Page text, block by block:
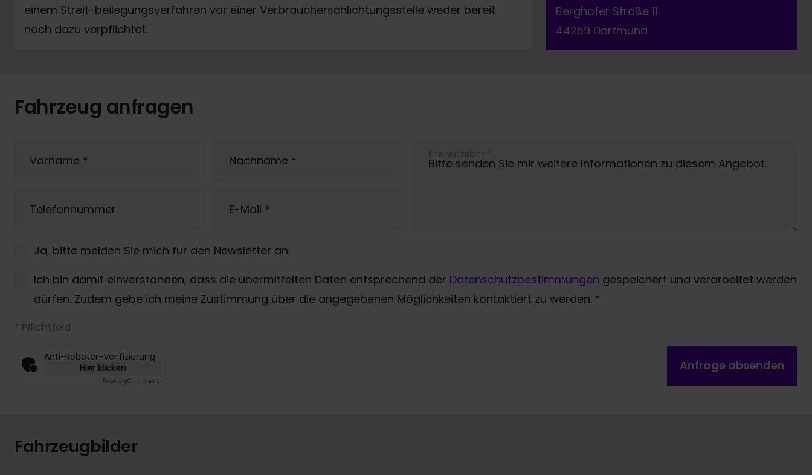
einem Streit-beilegungsverfahren vor einer Verbraucherschlichtungsstelle weder bereit
noch dazu verpflichtet.
Berghofer Straße 11
44269 Dortmund
Fahrzeug anfragen
Vorname * Nachname *
Telefonnummer E-Mail *
Ihre Nachricht *
Ja, bitte melden Sie mich für den Newsletter an.
Ich bin damit einverstanden, dass die übermittelten Daten entsprechend der Datenschutzbestimmungen gespeichert und verarbeitet werden
dürfen. Zudem gebe ich meine Zustimmung über die angegebenen Möglichkeiten kontaktiert zu werden. *
* Pflichtfeld
Anti-Roboter-Verifizierung
Hier klicken
FriendlyCaptcha ⇗
Anfrage absenden
Fahrzeugbilder